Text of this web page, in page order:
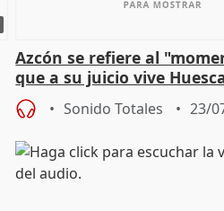
Azcón se refiere al
que a su juicio vive
Sonido Totales 23/